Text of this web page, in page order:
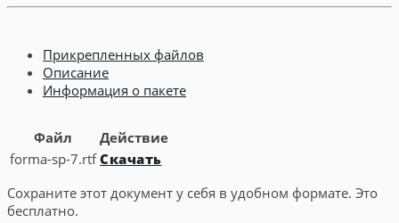
Прикрепленных файлов
Описание
Информация о пакете
Файл
Действие
forma-sp-7.rtf Скачать
Сохраните этот документ у себя в удобном формате. Это
бесплатно.